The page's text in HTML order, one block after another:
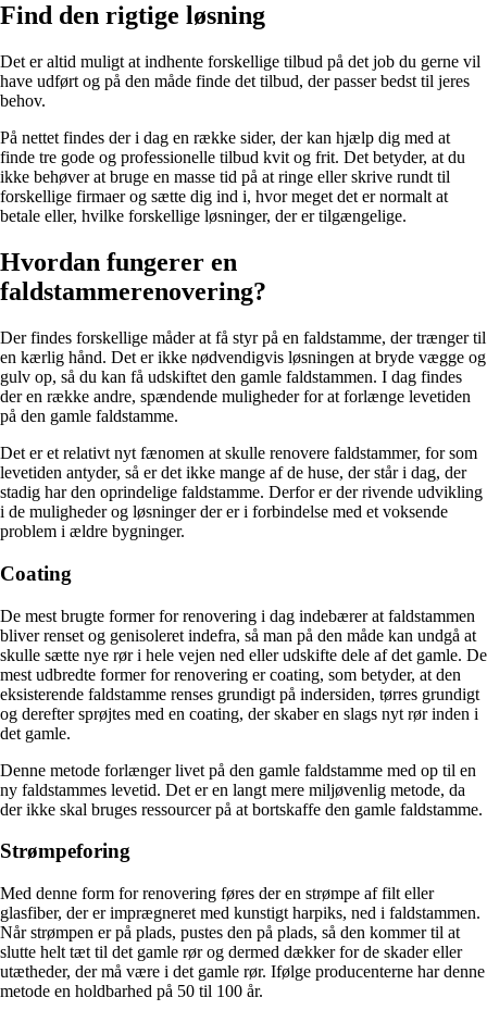
Find den rigtige løsning
Det er altid muligt at indhente forskellige tilbud på det job du gerne vil
have udført og på den måde finde det tilbud, der passer bedst til jeres
behov.
På nettet findes der i dag en række sider, der kan hjælp dig med at
finde tre gode og professionelle tilbud kvit og frit. Det betyder, at du
ikke behøver at bruge en masse tid på at ringe eller skrive rundt til
forskellige firmaer og sætte dig ind i, hvor meget det er normalt at
betale eller, hvilke forskellige løsninger, der er tilgængelige.
Hvordan fungerer en
faldstammerenovering?
Der findes forskellige måder at få styr på en faldstamme, der trænger til
en kærlig hånd. Det er ikke nødvendigvis løsningen at bryde vægge og
gulv op, så du kan få udskiftet den gamle faldstammen. I dag findes
der en række andre, spændende muligheder for at forlænge levetiden
på den gamle faldstamme.
Det er et relativt nyt fænomen at skulle renovere faldstammer, for som
levetiden antyder, så er det ikke mange af de huse, der står i dag, der
stadig har den oprindelige faldstamme. Derfor er der rivende udvikling
i de muligheder og løsninger der er i forbindelse med et voksende
problem i ældre bygninger.
Coating
De mest brugte former for renovering i dag indebærer at faldstammen
bliver renset og genisoleret indefra, så man på den måde kan undgå at
skulle sætte nye rør i hele vejen ned eller udskifte dele af det gamle. De
mest udbredte former for renovering er coating, som betyder, at den
eksisterende faldstamme renses grundigt på indersiden, tørres grundigt
og derefter sprøjtes med en coating, der skaber en slags nyt rør inden i
det gamle.
Denne metode forlænger livet på den gamle faldstamme med op til en
ny faldstammes levetid. Det er en langt mere miljøvenlig metode, da
der ikke skal bruges ressourcer på at bortskaffe den gamle faldstamme.
Strømpeforing
Med denne form for renovering føres der en strømpe af filt eller
glasfiber, der er imprægneret med kunstigt harpiks, ned i faldstammen.
Når strømpen er på plads, pustes den på plads, så den kommer til at
slutte helt tæt til det gamle rør og dermed dækker for de skader eller
utætheder, der må være i det gamle rør. Ifølge producenterne har denne
metode en holdbarhed på 50 til 100 år.